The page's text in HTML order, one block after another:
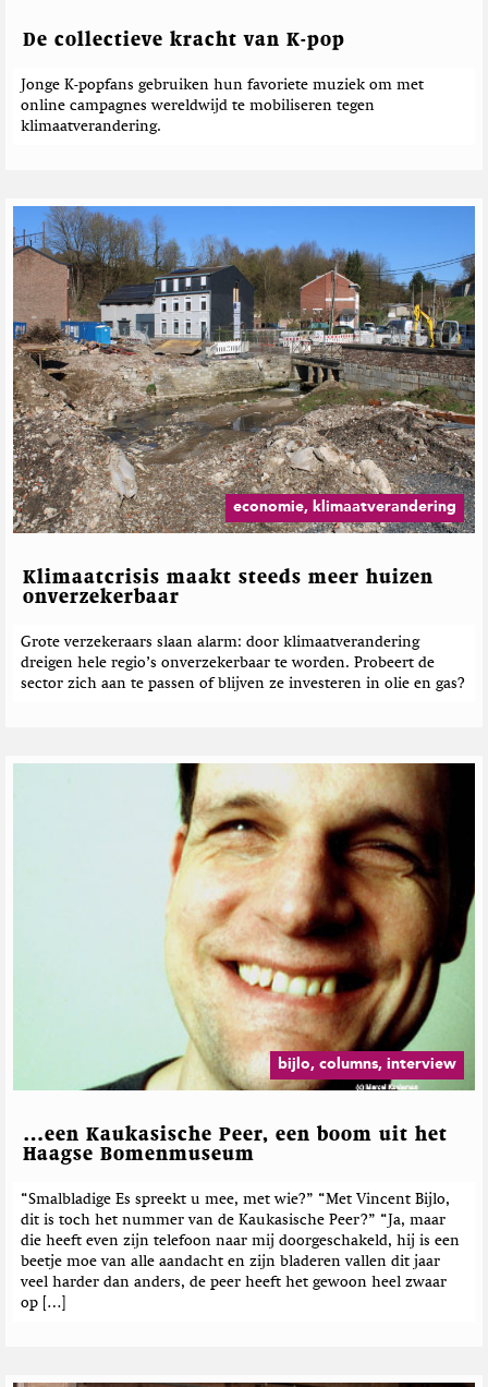
e
De collectieve kracht van K-pop
Jonge K-popfans gebruiken hun favoriete muziek om met
online campagnes wereldwijd te mobiliseren tegen
klimaatverandering.
economie, klimaatverandering
Klimaatcrisis maakt steeds meer huizen
onverzekerbaar
Grote verzekeraars slaan alarm: door klimaatverandering
dreigen hele regio’s onverzekerbaar te worden. Probeert de
sector zich aan te passen of blijven ze investeren in olie en gas?
bijlo, columns, interview
…een Kaukasische Peer, een boom uit het
Haagse Bomenmuseum
“Smalbladige Es spreekt u mee, met wie?” “Met Vincent Bijlo,
dit is toch het nummer van de Kaukasische Peer?” “Ja, maar
die heeft even zijn telefoon naar mij doorgeschakeld, hij is een
beetje moe van alle aandacht en zijn bladeren vallen dit jaar
veel harder dan anders, de peer heeft het gewoon heel zwaar
op […]